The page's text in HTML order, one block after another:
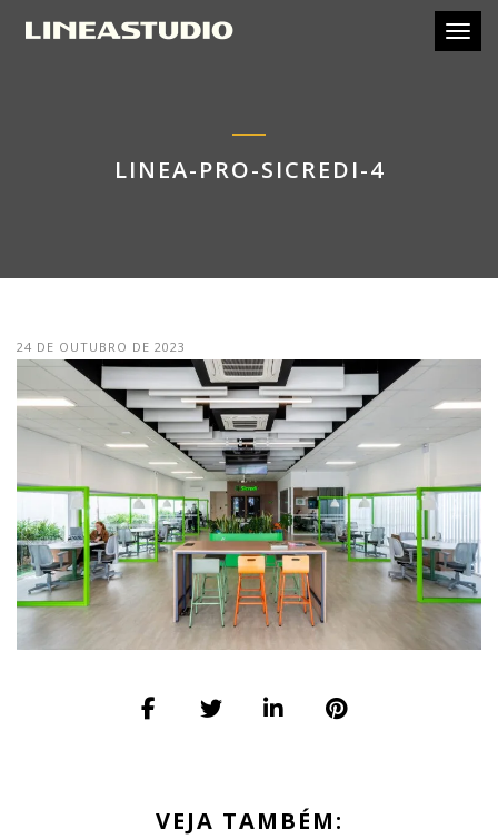
LINEA-PRO-SICREDI-4
24 DE OUTUBRO DE 2023
VEJA TAMBÉM: